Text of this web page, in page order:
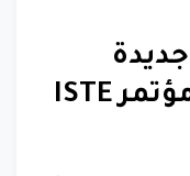
لطلاب المدارس في مؤتمر ISTE